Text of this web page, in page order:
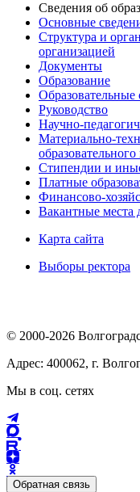
Сведения об
Основные
Структура и
организацией
Документы
Образование
Образовательные
Руководство
Научно-
Материально-
Стипендии и
Платные
Финансово-
Вакантные места
Карта сайта
Выборы ректора
© 2000-2026
Адрес: 400062, г.
Мы в соц. сетях
Обратная связь